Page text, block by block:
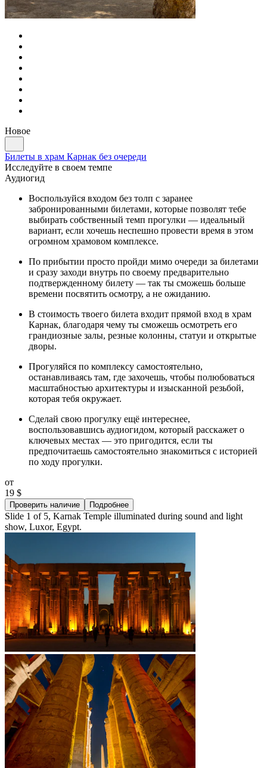
Новое
Билеты в храм Карнак без очереди
Исследуйте в своем темпе
Аудиогид
Воспользуйся входом без толп с заранее
забронированными билетами, которые позволят тебе
выбирать собственный темп прогулки — идеальный
вариант, если хочешь неспешно провести время в этом
огромном храмовом комплексе.
По прибытии просто пройди мимо очереди за билетами
и сразу заходи внутрь по своему предварительно
подтвержденному билету — так ты сможешь больше
времени посвятить осмотру, а не ожиданию.
В стоимость твоего билета входит прямой вход в храм
Карнак, благодаря чему ты сможешь осмотреть его
грандиозные залы, резные колонны, статуи и открытые
дворы.
Прогуляйся по комплексу самостоятельно,
останавливаясь там, где захочешь, чтобы полюбоваться
масштабностью архитектуры и изысканной резьбой,
которая тебя окружает.
Сделай свою прогулку ещё интереснее,
воспользовавшись аудиогидом, который расскажет о
ключевых местах — это пригодится, если ты
предпочитаешь самостоятельно знакомиться с историей
по ходу прогулки.
от
19 $
Проверить наличие Подробнее
Slide 1 of 5, Karnak Temple illuminated during sound and light
show, Luxor, Egypt.